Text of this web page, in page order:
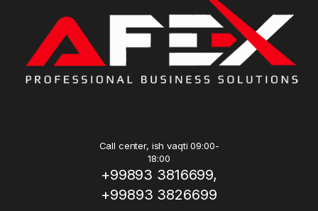
Call center, ish vaqti 09:00-
18:00
+99893 3816699,
+99893 3826699